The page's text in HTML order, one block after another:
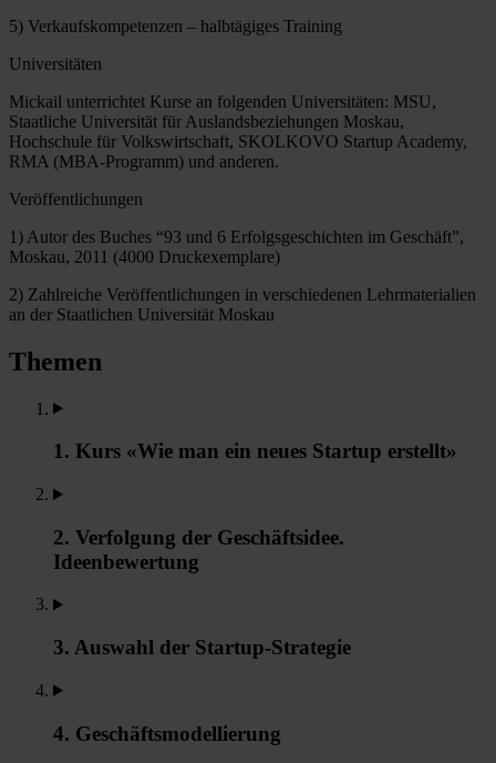
5) Verkaufskompetenzen – halbtägiges Training
Universitäten
Mickail unterrichtet Kurse an folgenden Universitäten: MSU,
Staatliche Universität für Auslandsbeziehungen Moskau,
Hochschule für Volkswirtschaft, SKOLKOVO Startup Academy,
RMA (MBA-Programm) und anderen.
Veröffentlichungen
1) Autor des Buches “93 und 6 Erfolgsgeschichten im Geschäft”,
Moskau, 2011 (4000 Druckexemplare)
2) Zahlreiche Veröffentlichungen in verschiedenen Lehrmaterialien
an der Staatlichen Universität Moskau
Themen
1. Kurs «Wie man ein neues Startup erstellt»
2. Verfolgung der Geschäftsidee.
Ideenbewertung
3. Auswahl der Startup-Strategie
4. Geschäftsmodellierung